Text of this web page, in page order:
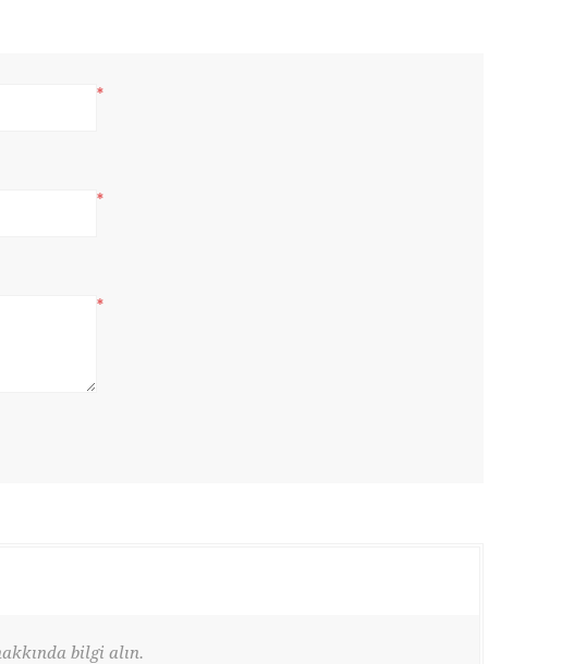
*
*
*
bilgi alın.